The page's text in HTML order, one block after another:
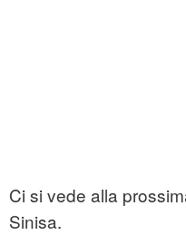
Ci si vede alla
Sinisa.